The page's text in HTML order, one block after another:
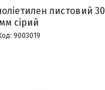
листовий 30
сірий
9003019